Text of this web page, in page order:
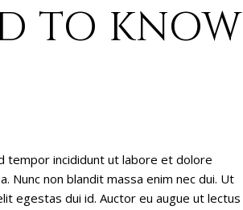
TO KNOW
tempor incididunt ut labore et dolore
Nunc non blandit massa enim nec dui. Ut
egestas dui id. Auctor eu augue ut lectus